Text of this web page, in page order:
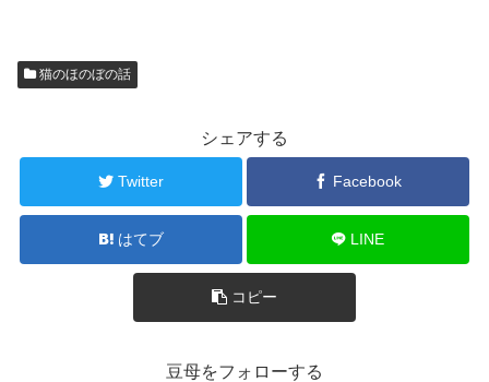
猫のほのぼの話
シェアする
Twitter Facebook
はてブ LINE
コピー
豆母をフォローする